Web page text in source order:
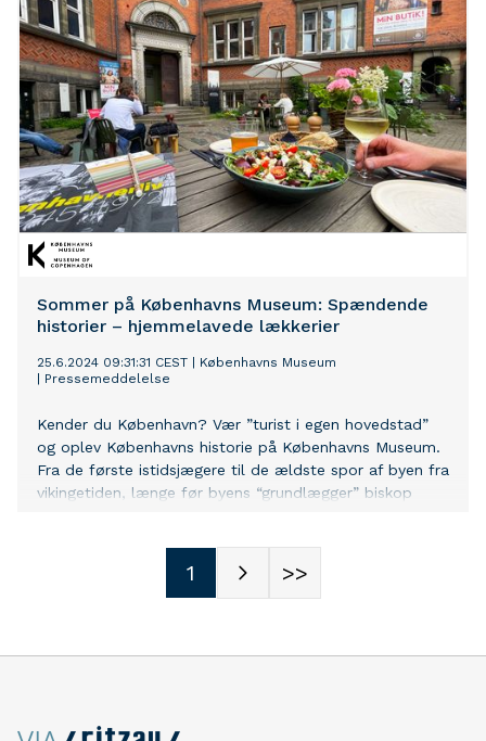
Sommer på Københavns Museum: Spændende
historier – hjemmelavede lækkerier
25.6.2024 09:31:31 CEST
Københavns Museum
Pressemeddelelse
Kender du København? Vær ”turist i egen hovedstad”
og oplev Københavns historie på Københavns Museum.
Fra de første istidsjægere til de ældste spor af byen fra
vikingetiden, længe før byens “grundlægger” biskop
skelet af en kriger fra middelalderen og den kæmpe
store nøgle til Vesterport. Og se flotte fotos fra Alices
smukke bygning er som en vandring gennem byen og
1 >>